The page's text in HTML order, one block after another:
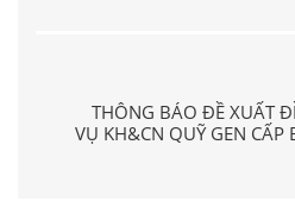
THÔNG BÁO ĐỀ XUẤT
VỤ KH&CN QUỸ GEN